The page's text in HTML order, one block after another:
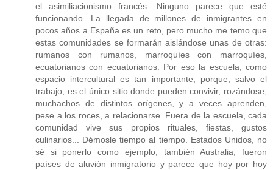
el asimiliacionismo francés. Ninguno parece que esté
funcionando. La llegada de millones de inmigrantes en
pocos años a España es un reto, pero mucho me temo que
estas comunidades se formarán aislándose unas de otras:
rumanos con rumanos, marroquíes con marroquíes,
ecuatorianos con ecuatorianos. Por eso la escuela, como
espacio intercultural es tan importante, porque, salvo el
trabajo, es el único sitio donde pueden convivir, rozándose,
muchachos de distintos orígenes, y a veces aprenden,
pese a los roces, a relacionarse. Fuera de la escuela, cada
comunidad vive sus propios rituales, fiestas, gustos
culinarios... Démosle tiempo al tiempo. Estados Unidos, no
sé si ponerlo como ejemplo, también Australia, fueron
países de aluvión inmigratorio y parece que hoy por hoy